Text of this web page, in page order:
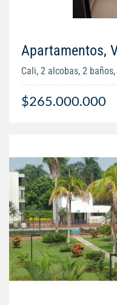
Apartamentos,
Cali, 2 alcobas, 2
$265.000.000